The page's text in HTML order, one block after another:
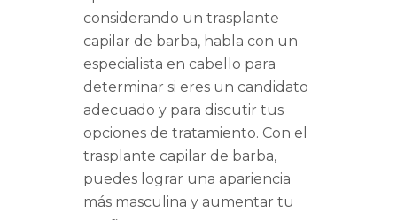
considerando un trasplante
capilar de barba, habla con un
especialista en cabello para
determinar si eres un candidato
adecuado y para discutir tus
opciones de tratamiento. Con el
trasplante capilar de barba,
puedes lograr una apariencia
más masculina y aumentar tu